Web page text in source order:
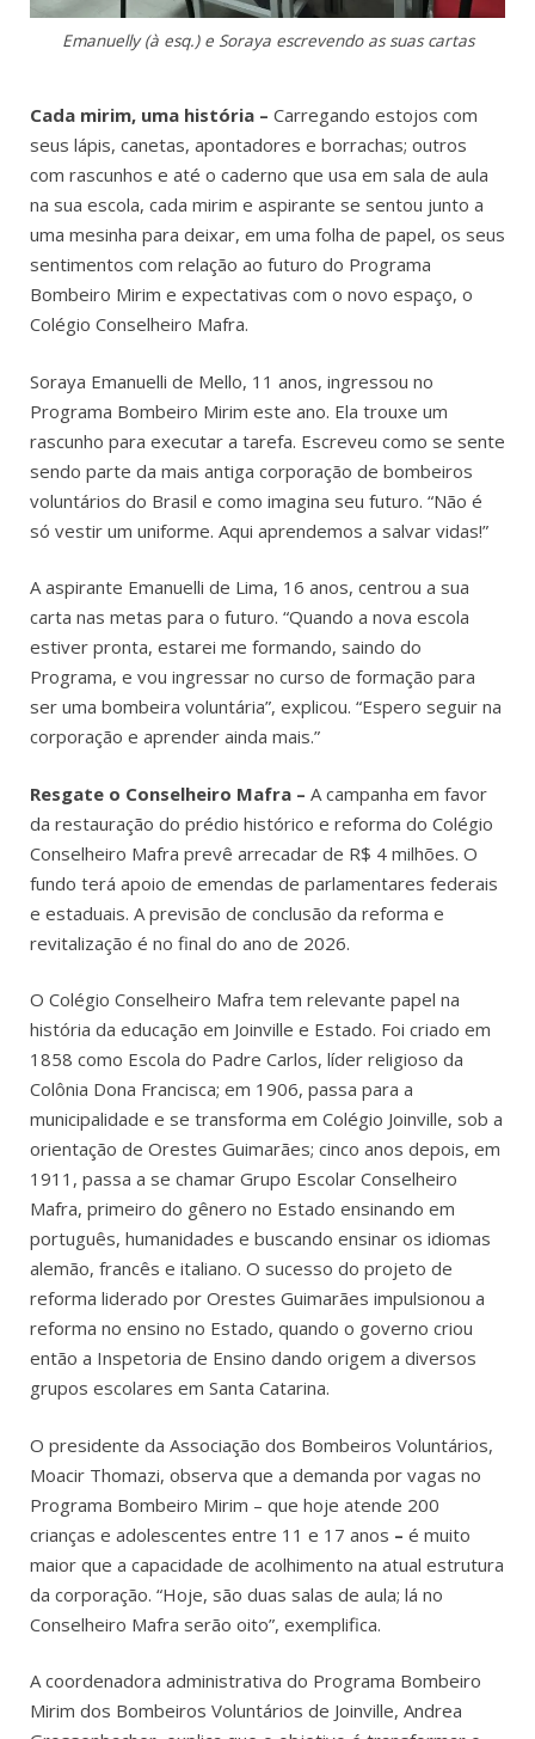
Emanuelly (à esq.) e Soraya escrevendo as suas cartas
Cada mirim, uma história – Carregando estojos com
seus lápis, canetas, apontadores e borrachas; outros
com rascunhos e até o caderno que usa em sala de aula
na sua escola, cada mirim e aspirante se sentou junto a
uma mesinha para deixar, em uma folha de papel, os seus
sentimentos com relação ao futuro do Programa
Bombeiro Mirim e expectativas com o novo espaço, o
Colégio Conselheiro Mafra.
Soraya Emanuelli de Mello, 11 anos, ingressou no
Programa Bombeiro Mirim este ano. Ela trouxe um
rascunho para executar a tarefa. Escreveu como se sente
sendo parte da mais antiga corporação de bombeiros
voluntários do Brasil e como imagina seu futuro. “Não é
só vestir um uniforme. Aqui aprendemos a salvar vidas!”
A aspirante Emanuelli de Lima, 16 anos, centrou a sua
carta nas metas para o futuro. “Quando a nova escola
estiver pronta, estarei me formando, saindo do
Programa, e vou ingressar no curso de formação para
ser uma bombeira voluntária”, explicou. “Espero seguir na
corporação e aprender ainda mais.”
Resgate o Conselheiro Mafra – A campanha em favor
da restauração do prédio histórico e reforma do Colégio
Conselheiro Mafra prevê arrecadar de R$ 4 milhões. O
fundo terá apoio de emendas de parlamentares federais
e estaduais. A previsão de conclusão da reforma e
revitalização é no final do ano de 2026.
O Colégio Conselheiro Mafra tem relevante papel na
história da educação em Joinville e Estado. Foi criado em
1858 como Escola do Padre Carlos, líder religioso da
Colônia Dona Francisca; em 1906, passa para a
municipalidade e se transforma em Colégio Joinville, sob a
orientação de Orestes Guimarães; cinco anos depois, em
1911, passa a se chamar Grupo Escolar Conselheiro
Mafra, primeiro do gênero no Estado ensinando em
português, humanidades e buscando ensinar os idiomas
alemão, francês e italiano. O sucesso do projeto de
reforma liderado por Orestes Guimarães impulsionou a
reforma no ensino no Estado, quando o governo criou
então a Inspetoria de Ensino dando origem a diversos
grupos escolares em Santa Catarina.
O presidente da Associação dos Bombeiros Voluntários,
Moacir Thomazi, observa que a demanda por vagas no
Programa Bombeiro Mirim – que hoje atende 200
crianças e adolescentes entre 11 e 17 anos – é muito
maior que a capacidade de acolhimento na atual estrutura
da corporação. “Hoje, são duas salas de aula; lá no
Conselheiro Mafra serão oito”, exemplifica.
A coordenadora administrativa do Programa Bombeiro
Mirim dos Bombeiros Voluntários de Joinville, Andrea